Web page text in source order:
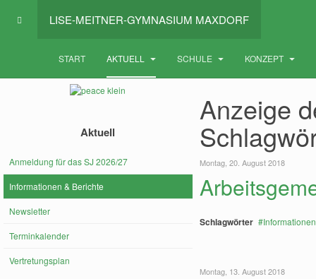
LISE-MEITNER-GYMNASIUM MAXDORF
START AKTUELL SCHULE KONZEPT
Anzeige
Montag, 20. August 2018
Schlagwörter Informationen
Montag, 13. August 2018
Aktuell
Anmeldung für das SJ 2026/27
Informationen & Berichte
Newsletter
Terminkalender
Vertretungsplan